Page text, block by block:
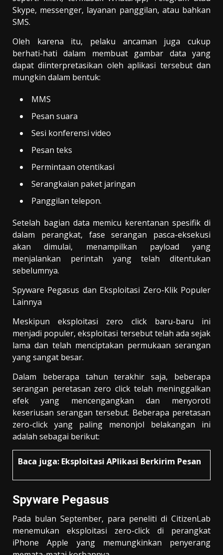
Skype, messenger, layanan panggilan, atau bahkan
SMS.
Oleh karena itu, pelaku ancaman juga cukup
berhati-hati dalam membuat gambar data yang
dapat diinterpretasikan oleh aplikasi tersebut dan
mungkin dalam bentuk:
MMS
Pesan suara
Sesi konferensi video
Pesan teks
Permintaan otentikasi
Serangkaian paket jaringan
Panggilan telepon.
Setelah bagian data memicu kerentanan spesifik di
dalam perangkat, fase serangan pasca-eksekusi
akan dimulai, menampilkan payload yang
menjalankan perintah yang telah ditentukan
sebelumnya.
Spyware Pegasus dan Eksploitasi Zero-Klik Populer
Lainnya
Meskipun eksploitasi zero click baru-baru ini
menjadi populer, eksploitasi tersebut telah ada sejak
lama dan telah menciptakan permukaan serangan
yang sangat besar.
Dalam beberapa tahun terakhir saja, beberapa
serangan peretasan zero click telah meninggalkan
efek yang mencengangkan dan menyoroti
keseriusan serangan tersebut. Beberapa peretasan
zero-click yang paling menonjol belakangan ini
adalah sebagai berikut:
Baca juga: Eksploitasi APlikasi Berkirim Pesan
Spyware Pegasus
Pada bulan September, para peneliti di CitizenLab
menemukan eksploitasi zero-click di perangkat
iPhone Apple yang memungkinkan penyerang